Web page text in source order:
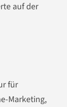
auf der
für
Marketing,